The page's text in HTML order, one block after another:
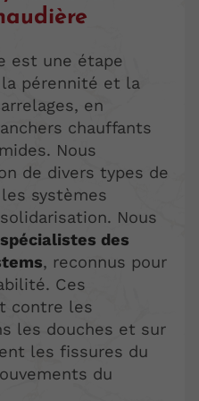
est une étape
pérennité et la
en
chauffants
Nous
de divers types de
systèmes
Nous
spécialistes des
, reconnus pour
Ces
contre les
les douches et sur
les fissures du
du